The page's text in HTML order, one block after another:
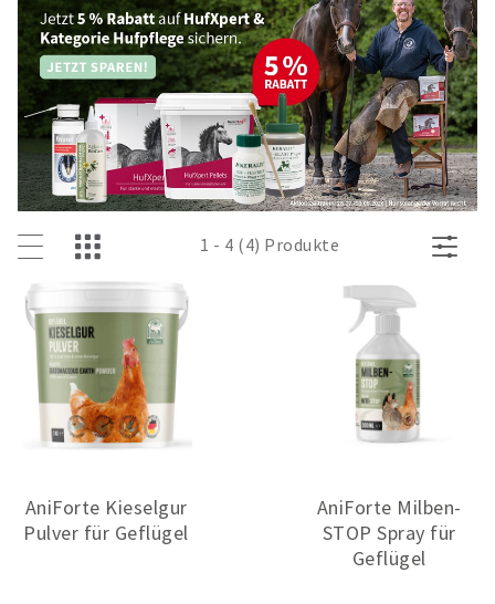
1 - 4 (4) Produkte
AniForte Kieselgur
Pulver für Geflügel
AniForte Milben-
STOP Spray für
Geflügel